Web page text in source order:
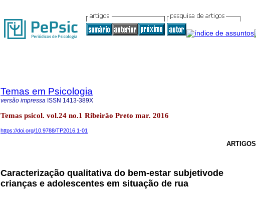
Temas em Psicologia
versão impressa ISSN 1413-389X
Temas psicol. vol.24 no.1 Ribeirão Preto mar. 2016
https://doi.org/10.9788/TP2016.1-01
ARTIGOS
Caracterização qualitativa do bem-estar subjetivode
crianças e adolescentes em situação de rua